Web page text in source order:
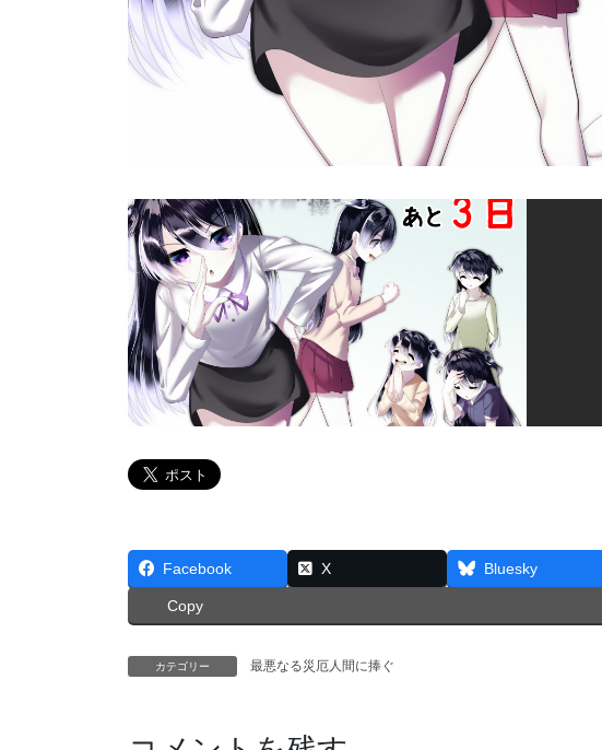
Facebook X Bluesky
Copy
カテゴリー 最悪なる災厄人間に捧ぐ